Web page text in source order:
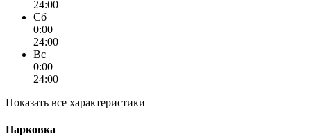
24:00
Сб
0:00
24:00
Вс
0:00
24:00
Показать все характеристики
Парковка